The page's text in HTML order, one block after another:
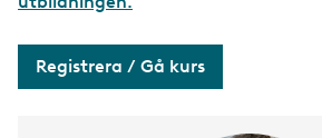
Registrera / Gå kurs